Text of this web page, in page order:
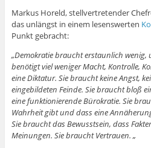
Markus Horeld, stellvertretender
das unlängst in einem lesenswerten
Punkt gebracht:
„Demokratie braucht erstaunlich wenig,
benötigt viel weniger Macht, Kontrolle,
eine Diktatur. Sie braucht keine Angst,
eingebildeten Feinde. Sie braucht bloß
eine funktionierende Bürokratie. Sie
Wahrheit gibt und dass eine
Sie braucht das Bewusstsein, dass
Meinungen. Sie braucht Vertrauen. „